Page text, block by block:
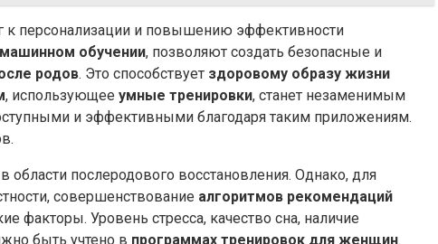
к персонализации и повышению эффективности
машинном обучении, позволяют создать безопасные и
родов. Это способствует здоровому образу жизни
, использующее умные тренировки, станет незаменимым
и эффективными благодаря таким приложениям.
послеродового восстановления. Однако, для
совершенствование алгоритмов рекомендаций
факторы. Уровень стресса, качество сна, наличие
быть учтено в программах тренировок для женщин.